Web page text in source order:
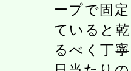
ープで固
ていると
るべく丁